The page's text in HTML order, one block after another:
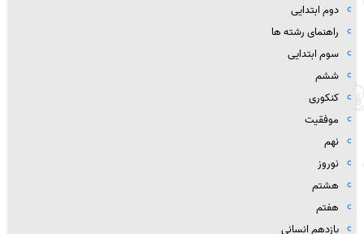
دوم ابتدایی
راهنمای رشته ها
سوم ابتدایی
ششم
کنکوری
موفقیت
نهم
نوروز
هشتم
هفتم
یازدهم انسانی